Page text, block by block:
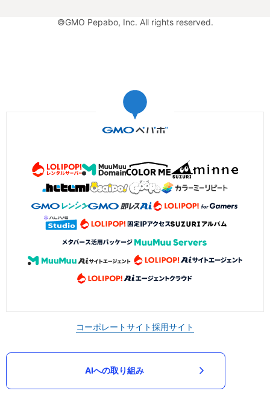
©GMO Pepabo, Inc. All rights reserved.
コーポレートサイト採用サイト
AIへの取り組み